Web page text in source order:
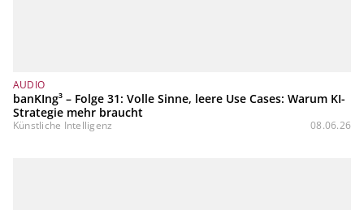
AUDIO
banKIng³ – Folge 31: Volle Sinne, leere Use Cases: Warum KI-
Strategie mehr braucht
Künstliche Intelligenz 08.06.26